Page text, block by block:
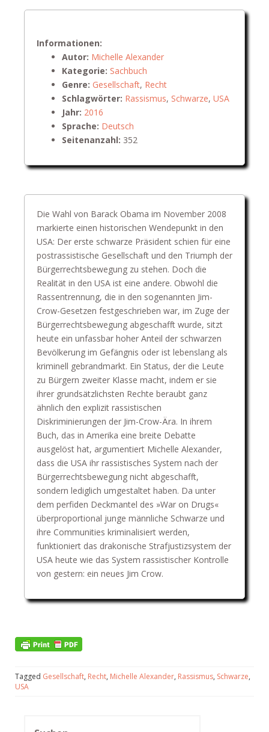
Informationen:
Autor: Michelle Alexander
Kategorie: Sachbuch
Genre: Gesellschaft, Recht
Schlagwörter: Rassismus, Schwarze, USA
Jahr: 2016
Sprache: Deutsch
Seitenanzahl: 352
Die Wahl von Barack Obama im November 2008
markierte einen historischen Wendepunkt in den
USA: Der erste schwarze Präsident schien für eine
postrassistische Gesellschaft und den Triumph der
Bürgerrechtsbewegung zu stehen. Doch die
Realität in den USA ist eine andere. Obwohl die
Rassentrennung, die in den sogenannten Jim-
Crow-Gesetzen festgeschrieben war, im Zuge der
Bürgerrechtsbewegung abgeschafft wurde, sitzt
heute ein unfassbar hoher Anteil der schwarzen
Bevölkerung im Gefängnis oder ist lebenslang als
kriminell gebrandmarkt. Ein Status, der die Leute
zu Bürgern zweiter Klasse macht, indem er sie
ihrer grundsätzlichsten Rechte beraubt ganz
ähnlich den explizit rassistischen
Diskriminierungen der Jim-Crow-Ära. In ihrem
Buch, das in Amerika eine breite Debatte
ausgelöst hat, argumentiert Michelle Alexander,
dass die USA ihr rassistisches System nach der
Bürgerrechtsbewegung nicht abgeschafft,
sondern lediglich umgestaltet haben. Da unter
dem perfiden Deckmantel des »War on Drugs«
überproportional junge männliche Schwarze und
ihre Communities kriminalisiert werden,
funktioniert das drakonische Strafjustizsystem der
USA heute wie das System rassistischer Kontrolle
von gestern: ein neues Jim Crow.
Tagged Gesellschaft, Recht, Michelle Alexander, Rassismus, Schwarze,
USA